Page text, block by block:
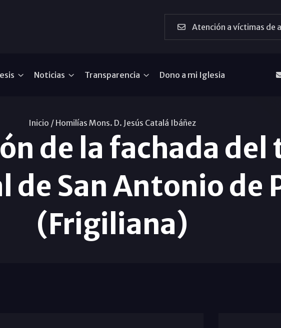
Atención a víctimas de
Noticias Transparencia Dono a mi Iglesia
Inicio / Homilías Mons. D. Jesús Catalá Ibáñez
de la fachada del
de San Antonio de
(Frigiliana)